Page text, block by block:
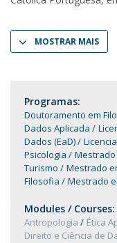
MOSTRAR MAIS
Programas:
Doutoramento em
Dados Aplicada
Dados (EaD)
Psicologia
Mestrado
Turismo
Mestrado
Filosofia
Mestrado
Modules / Courses:
Antropologia Ética
Direito e Ciência de